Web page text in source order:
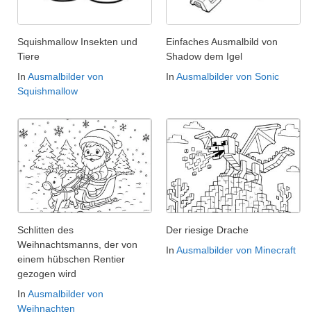
Squishmallow Insekten und
Tiere
In Ausmalbilder von
Squishmallow
Einfaches Ausmalbild von
Shadow dem Igel
In Ausmalbilder von Sonic
Schlitten des
Weihnachtsmanns, der von
einem hübschen Rentier
gezogen wird
In Ausmalbilder von
Weihnachten
Der riesige Drache
In Ausmalbilder von Minecraft